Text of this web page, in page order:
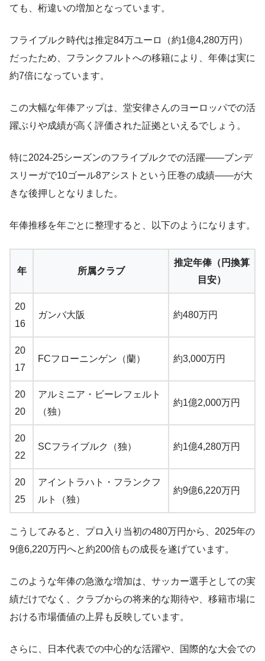
ても、桁違いの増加となっています。
フライブルク時代は推定84万ユーロ（約1億4,280万円）
だったため、フランクフルトへの移籍により、年俸は実に
約7倍になっています。
この大幅な年俸アップは、堂安律さんのヨーロッパでの活
躍ぶりや成績が高く評価された証拠といえるでしょう。
特に2024-25シーズンのフライブルクでの活躍――ブンデ
スリーガで10ゴール8アシストという圧巻の成績――が大
きな後押しとなりました。
年俸推移を年ごとに整理すると、以下のようになります。
年 所属クラブ
推定年俸（円換算
目安）
20
16
ガンバ大阪 約480万円
20
17
FCフローニンゲン（蘭） 約3,000万円
20
20
アルミニア・ビーレフェルト
（独）
約1億2,000万円
20
22
SCフライブルク（独） 約1億4,280万円
20
25
アイントラハト・フランクフ
ルト（独）
約9億6,220万円
こうしてみると、プロ入り当初の480万円から、2025年の
9億6,220万円へと約200倍もの成長を遂げています。
このような年俸の急激な増加は、サッカー選手としての実
績だけでなく、クラブからの将来的な期待や、移籍市場に
おける市場価値の上昇も反映しています。
さらに、日本代表での中心的な活躍や、国際的な大会での